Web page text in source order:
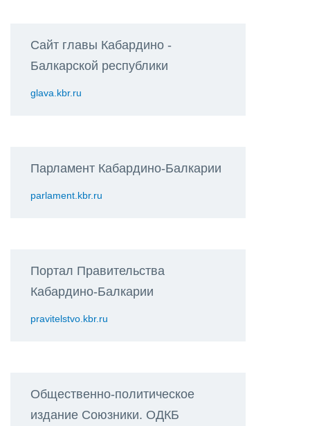
Сайт главы Кабардино -
Балкарской республики
glava.kbr.ru
Парламент Кабардино-Балкарии
parlament.kbr.ru
Портал Правительства
Кабардино-Балкарии
pravitelstvo.kbr.ru
Общественно-политическое
издание Союзники. ОДКБ